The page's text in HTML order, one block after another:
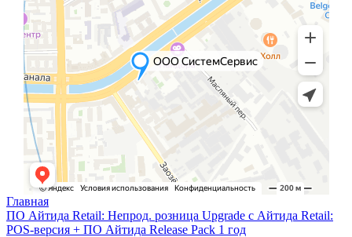
Главная
ПО Айтида Retail: Непрод. розница Upgrade с Айтида Retail:
POS-версия + ПО Айтида Release Pack 1 год